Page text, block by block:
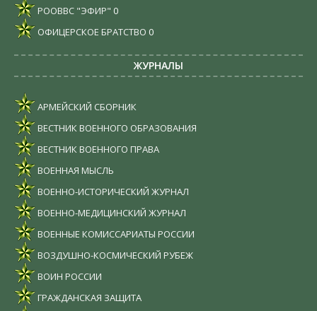
РООВВС "ЭФИР" 0
ОФИЦЕРСКОЕ БРАТСТВО 0
ЖУРНАЛЫ
АРМЕЙСКИЙ СБОРНИК
ВЕСТНИК ВОЕННОГО ОБРАЗОВАНИЯ
ВЕСТНИК ВОЕННОГО ПРАВА
ВОЕННАЯ МЫСЛЬ
ВОЕННО-ИСТОРИЧЕСКИЙ ЖУРНАЛ
ВОЕННО-МЕДИЦИНСКИЙ ЖУРНАЛ
ВОЕННЫЕ КОМИССАРИАТЫ РОССИИ
ВОЗДУШНО-КОСМИЧЕСКИЙ РУБЕЖ
ВОИН РОССИИ
ГРАЖДАНСКАЯ ЗАЩИТА